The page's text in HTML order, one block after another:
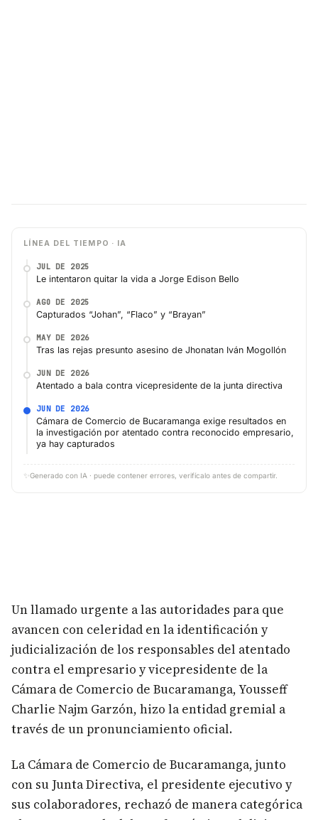
LÍNEA DEL TIEMPO · IA
JUL DE 2025
Le intentaron quitar la vida a Jorge Edison Bello
AGO DE 2025
Capturados “Johan”, “Flaco” y “Brayan”
MAY DE 2026
Tras las rejas presunto asesino de Jhonatan Iván Mogollón
JUN DE 2026
Atentado a bala contra vicepresidente de la junta directiva
JUN DE 2026
Cámara de Comercio de Bucaramanga exige resultados en
la investigación por atentado contra reconocido empresario,
ya hay capturados
✨ Generado con IA · puede contener errores, verifícalo antes de compartir.
Un llamado urgente a las autoridades para que
avancen con celeridad en la identificación y
judicialización de los responsables del atentado
contra el empresario y vicepresidente de la
Cámara de Comercio de Bucaramanga, Yousseff
Charlie Najm Garzón, hizo la entidad gremial a
través de un pronunciamiento oficial.
La Cámara de Comercio de Bucaramanga, junto
con su Junta Directiva, el presidente ejecutivo y
sus colaboradores, rechazó de manera categórica